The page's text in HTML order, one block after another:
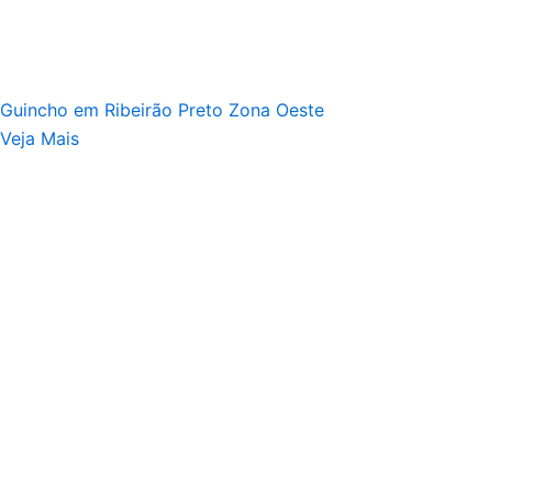
Guincho em Ribeirão Preto Zona Oeste
Veja Mais